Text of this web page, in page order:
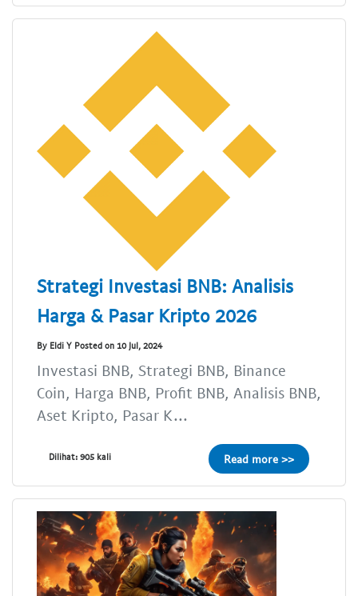
Strategi Investasi BNB: Analisis
Harga & Pasar Kripto 2026
By Eldi Y Posted on 10 Jul, 2024
Investasi BNB, Strategi BNB, Binance
Coin, Harga BNB, Profit BNB, Analisis BNB,
Aset Kripto, Pasar K...
Dilihat: 905 kali Read more >>